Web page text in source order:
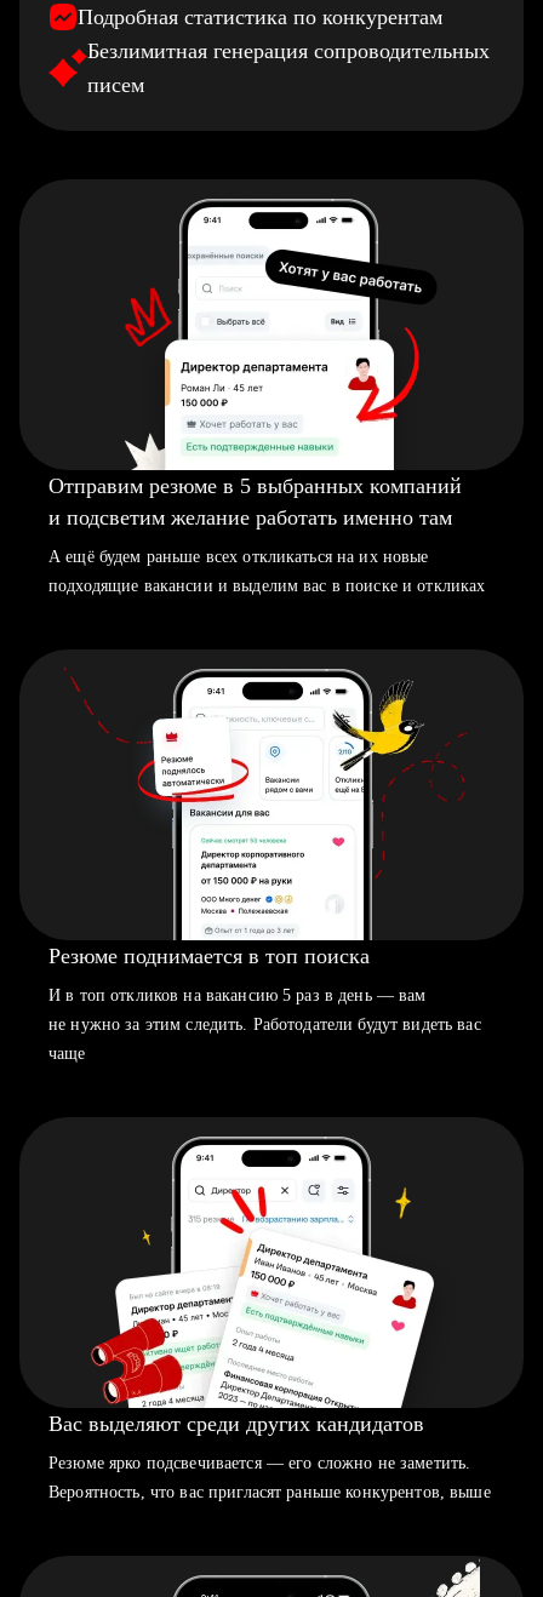
Подробная статистика по конкурентам
Безлимитная генерация сопроводительных
писем
Отправим резюме в 5 выбранных компаний
и подсветим желание работать именно там
А ещё будем раньше всех откликаться на их новые
подходящие вакансии и выделим вас в поиске и откликах
Резюме поднимается в топ поиска
И в топ откликов на вакансию 5 раз в день — вам
не нужно за этим следить. Работодатели будут видеть вас
чаще
Вас выделяют среди других кандидатов
Резюме ярко подсвечивается — его сложно не заметить.
Вероятность, что вас пригласят раньше конкурентов, выше